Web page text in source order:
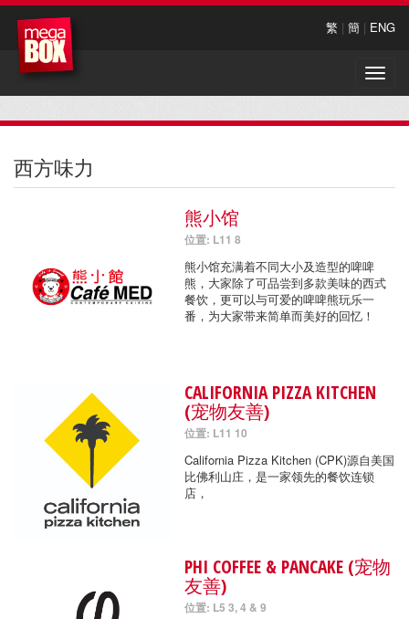
繁 | 簡 | ENG
Toggle
西方味力
熊小馆
位置: L11 8
熊小馆充满着不同大小及造型的啤啤
熊，大家除了可品尝到多款美味的西式
餐饮，更可以与可爱的啤啤熊玩乐一
番，为大家带来简单而美好的回忆！
CALIFORNIA PIZZA KITCHEN
(宠物友善)
位置: L11 10
California Pizza Kitchen (CPK)源自美国
比佛利山庄，是一家领先的餐饮连锁
店，
PHI COFFEE & PANCAKE (宠物
友善)
位置: L5 3, 4 & 9